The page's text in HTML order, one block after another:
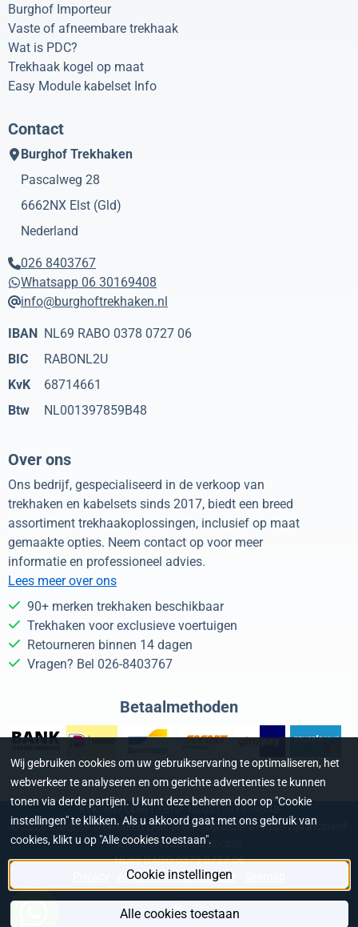
Burghof Importeur
Vaste of afneembare trekhaak
Wat is PDC?
Trekhaak kogel op maat
Easy Module kabelset Info
Contact
Burghof Trekhaken
Pascalweg 28
6662NX Elst (Gld)
Nederland
026 8403767
Whatsapp 06 30169408
info@burghoftrekhaken.nl
IBAN NL69 RABO 0378 0727 06
BIC
RABONL2U
KvK
68714661
Btw
NL001397859B48
Over ons
Ons bedrijf, gespecialiseerd in de verkoop van
trekhaken en kabelsets sinds 2017, biedt een breed
assortiment trekhaakoplossingen, inclusief op maat
gemaakte opties. Neem contact op voor meer
informatie en professioneel advies.
Lees meer over ons
90+ merken trekhaken beschikbaar
Trekhaken voor exclusieve voertuigen
Retourneren binnen 14 dagen
Vragen? Bel 026-8403767
Betaalmethoden
KvK: 68714661 - Btw: NL001397859B48
©2026Burghof Trekhaken | Alle prijzen op deze website zijn inclusief
21% BTW | SSL certificaat
NL69 RABO 0378 0727 06
Algemene Voorwaarden
Wij gebruiken cookies om uw gebruikservaring te optimaliseren, het
webverkeer te analyseren en om gerichte advertenties te kunnen
tonen via derde partijen. U kunt deze beheren door op "Cookie
instellingen" te klikken. Als u akkoord gaat met ons gebruik van
cookies, klikt u op "Alle cookies toestaan".
Cookie instellingen
Alle cookies toestaan